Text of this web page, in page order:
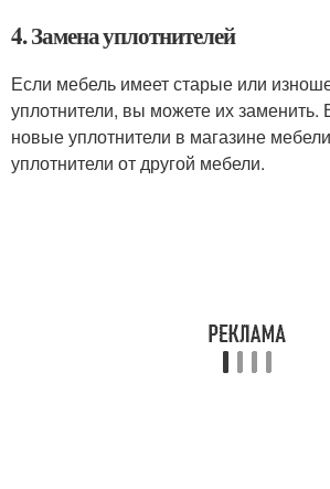
4. Замена уплотнителей
Если мебель имеет старые или
уплотнители, вы можете их заменить.
новые уплотнители в магазине
уплотнители от другой мебели.